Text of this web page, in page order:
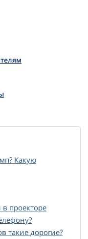
Какую
проекторе
такие дорогие?